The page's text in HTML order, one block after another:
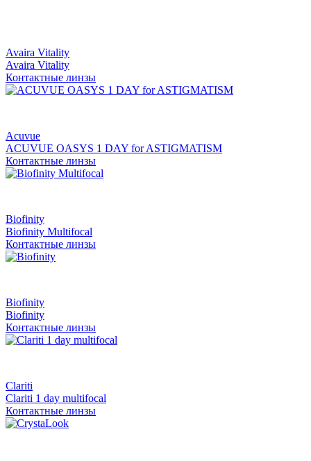
Avaira Vitality
Avaira Vitality
Контактные линзы
Acuvue
ACUVUE OASYS 1 DAY for ASTIGMATISM
Контактные линзы
Biofinity
Biofinity Multifocal
Контактные линзы
Biofinity
Biofinity
Контактные линзы
Clariti
Clariti 1 day multifocal
Контактные линзы